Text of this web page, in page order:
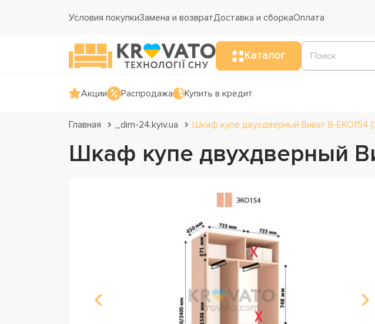
Условия покупкиЗамена и возвратДоставка и сборкаОплата
Каталог
Акции Распродажа Купить в кредит
Главная _dim-24.kyiv.ua Шкаф купе двухдверный Виват В-ЕКО154
Шкаф купе двухдверный